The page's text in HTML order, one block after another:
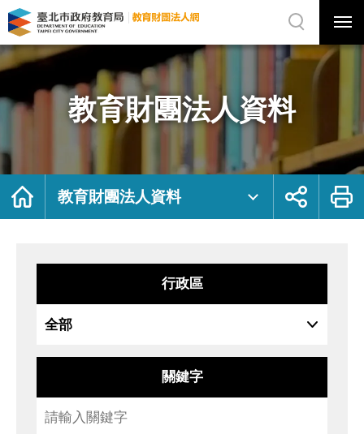
教
育
團
資
料
府
局
法
網
站
選
選
單
關
網
站
尋
教育財團法人資料
首
教育財團法人資料
展
鈕
列
行政區
關鍵字